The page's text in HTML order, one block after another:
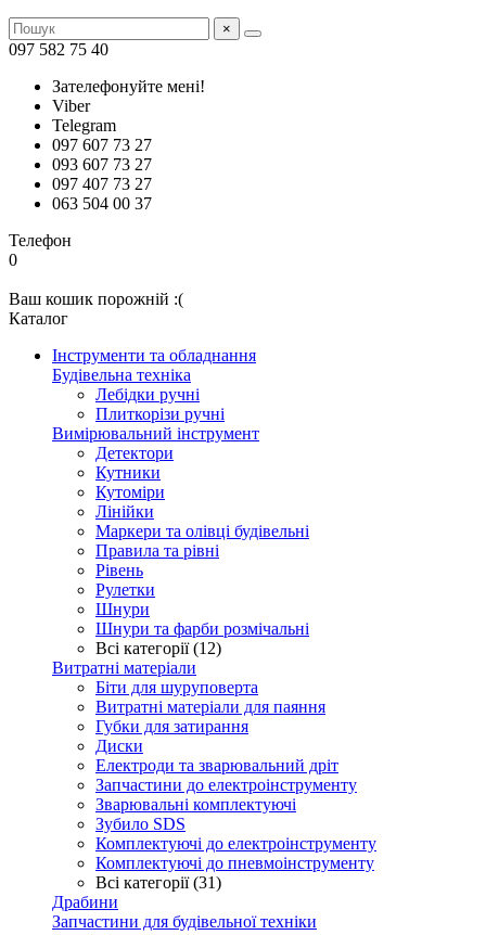
×
097 582 75 40
Зателефонуйте мені!
Viber
Telegram
097 607 73 27
093 607 73 27
097 407 73 27
063 504 00 37
Телефон
0
Ваш кошик порожній :(
Каталог
Інструменти та обладнання
Будівельна техніка
Лебідки ручні
Плиткорізи ручні
Вимірювальний інструмент
Детектори
Кутники
Кутоміри
Лінійки
Маркери та олівці будівельні
Правила та рівні
Рівень
Рулетки
Шнури
Шнури та фарби розмічальні
Всі категорії (12)
Витратні матеріали
Біти для шуруповерта
Витратні матеріали для паяння
Губки для затирання
Диски
Електроди та зварювальний дріт
Запчастини до електроінструменту
Зварювальні комплектуючі
Зубило SDS
Комплектуючі до електроінструменту
Комплектуючі до пневмоінструменту
Всі категорії (31)
Драбини
Запчастини для будівельної техніки